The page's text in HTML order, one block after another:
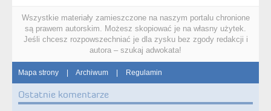
Wszystkie materiały zamieszczone na naszym portalu chronione
są prawem autorskim. Możesz skopiować je na własny użytek.
Jeśli chcesz rozpowszechniać je dla zysku bez zgody redakcji i
autora – szukaj adwokata!
Mapa strony | Archiwum | Regulamin
Ostatnie komentarze